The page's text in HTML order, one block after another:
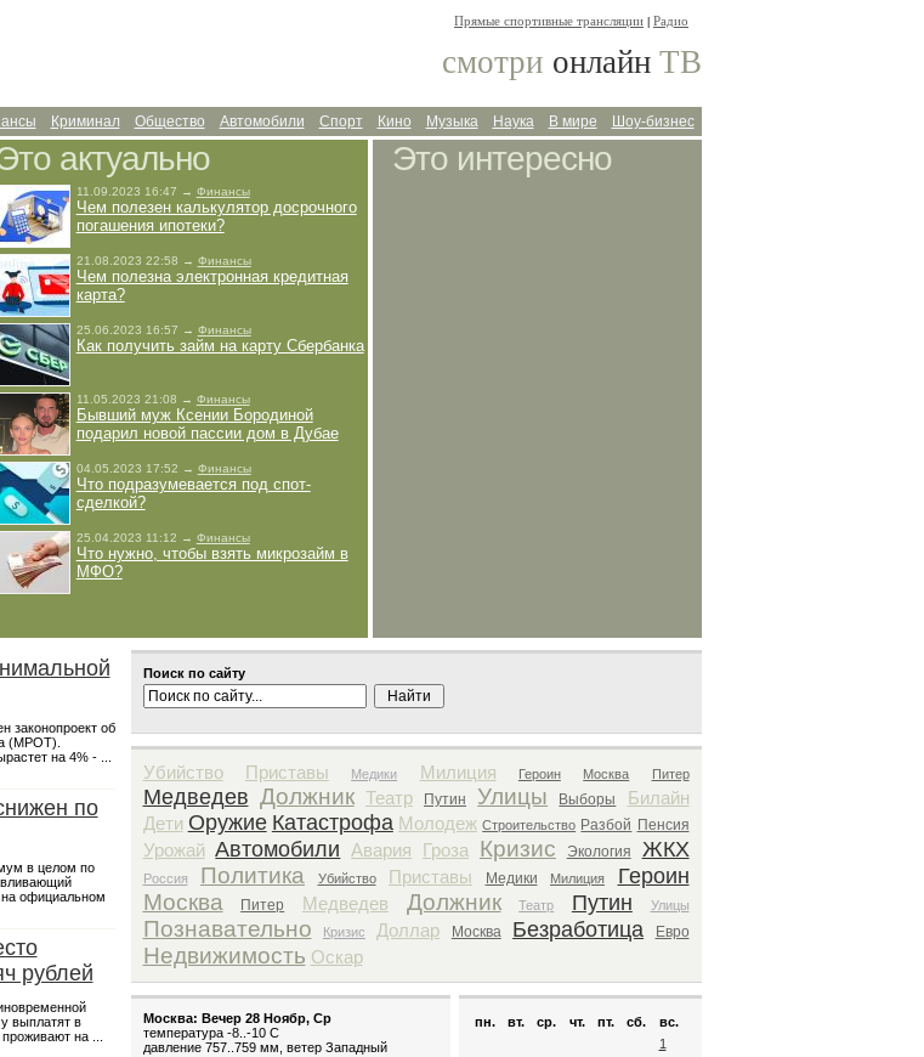
Прямые спортивные трансляции Радио
смотри онлайн ТВ
Шоу-бизнес
В мире
Наука
Музыка
Кино
Спорт
Автомобили
Общество
Криминал
Это интересно
актуально
11.09.2023 16:47 → Финансы
Чем полезен калькулятор досрочного
погашения ипотеки?
21.08.2023 22:58 → Финансы
Чем полезна электронная кредитная
карта?
25.06.2023 16:57 → Финансы
Как получить займ на карту Сбербанка
11.05.2023 21:08 → Финансы
Бывший муж Ксении Бородиной
подарил новой пассии дом в Дубае
04.05.2023 17:52 → Финансы
Что подразумевается под спот-
сделкой?
25.04.2023 11:12 → Финансы
Что нужно, чтобы взять микрозайм в
МФО?
законопроект об
(МРОТ).
на 4% - ...
по
в целом по
официальном
рублей
выплатят в
на ...
Поиск по сайту
Поиск архива
Убийство Приставы Медики Милиция Героин Москва Питер
Медведев Должник Театр Путин Улицы Выборы
Билайн
Дети Оружие Катастрофа Молодеж Строительство Разбой Пенсия
Урожай Автомобили Авария Гроза Кризис Экология ЖКХ
Россия Политика Убийство Приставы Медики Милиция Героин
Москва Питер Медведев Должник Театр Путин Улицы
Познавательно Кризис Доллар Москва Безработица Евро
Недвижимость Оскар
Москва: Вечер 28 Ноябр, Ср
температура -8..-10 C
давление 757..759 мм, ветер Западный
пн. вт. ср. чт. пт. сб.
вс.
1